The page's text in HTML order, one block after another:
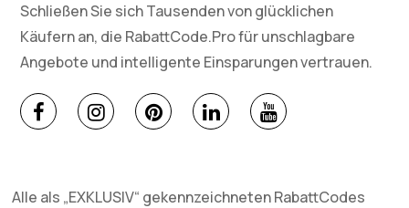
Schließen Sie sich Tausenden von glücklichen
Käufern an, die RabattCode.Pro für unschlagbare
Angebote und intelligente Einsparungen vertrauen.
Alle als „EXKLUSIV“ gekennzeichneten RabattCodes